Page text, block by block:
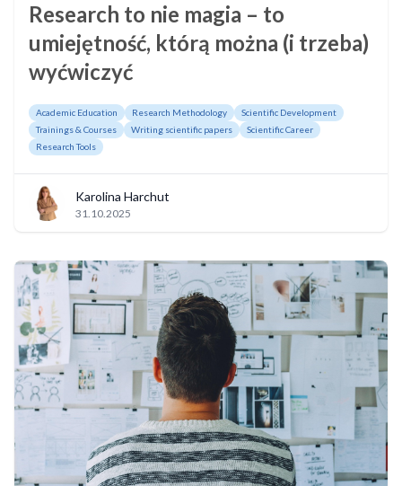
Research to nie magia – to
umiejętność, którą można (i trzeba)
wyćwiczyć
Academic Education Research Methodology
Scientific Development
Trainings & Courses
Writing scientific papers
Scientific Career
Research Tools
Karolina Harchut
31.10.2025